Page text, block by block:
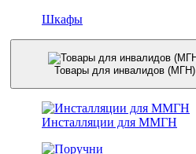
Шкафы
Товары для инвалидов (МГН)
Инсталляции для ММГН